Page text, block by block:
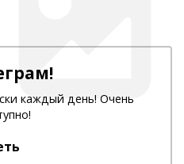
каждый день! Очень